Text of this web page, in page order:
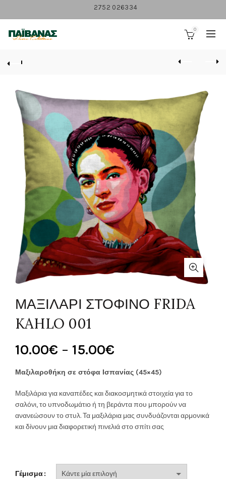
2752 026334
0
ΜΑΞΙΛΑΡΙ ΣΤΟΦΙΝΟ FRIDA
KAHLO 001
10.00€ – 15.00€
range:
10.00€
through
Μαξιλαροθήκη σε στόφα Ισπανίας (45×45)
Μαξιλάρια για καναπέδες και διακοσμητικά στοιχεία για το
σαλόνι, το υπνοδωμάτιο ή τη βεράντα που μπορούν να
ανανεώσουν το στυλ. Τα μαξιλάρια μας συνδυάζονται αρμονικά
και δίνουν μια διαφορετική πινελιά στο σπίτι σας
Γέμισμα